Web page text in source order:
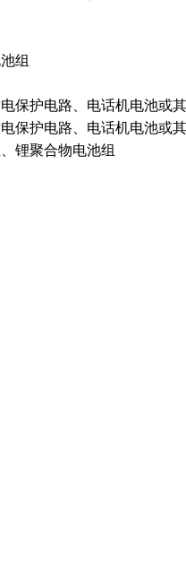
组
保护电路、电话机电池或
保护电路、电话机电池或
锂聚合物电池组